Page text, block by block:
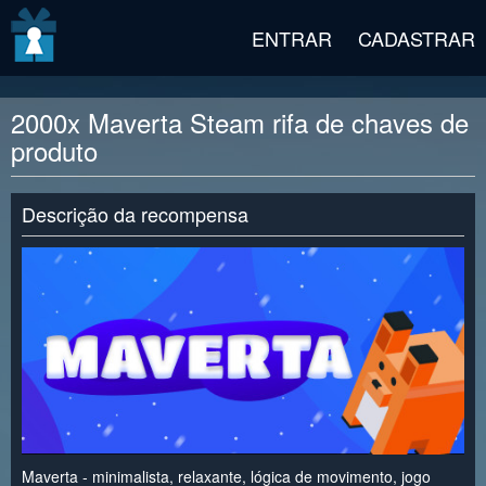
ENTRAR CADASTRAR
2000x Maverta Steam rifa de chaves de
produto
Descrição da recompensa
Maverta - minimalista, relaxante, lógica de movimento, jogo